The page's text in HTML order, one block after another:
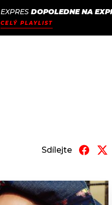
SEZNAM.CZ
EXPRES DOPOLEDNE NA
CELÝ PLAYLIST
Sdílejte